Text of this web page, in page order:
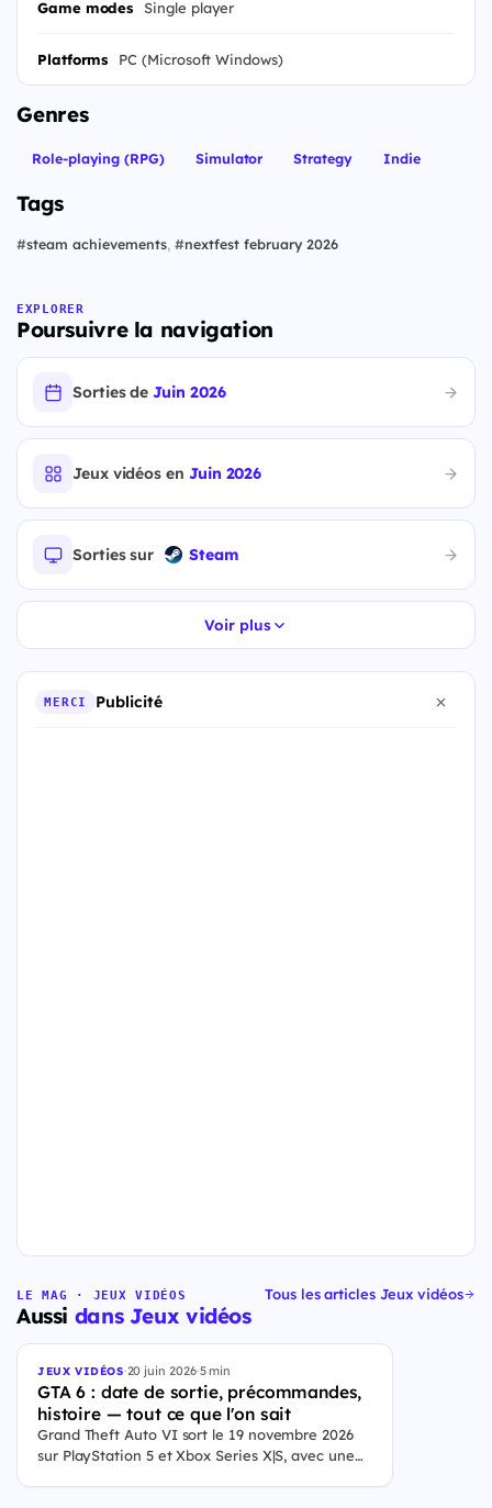
Game modes Single player
Platforms PC (Microsoft Windows)
Genres
Role-playing (RPG) Simulator Strategy Indie
Tags
#steam achievements, #nextfest february 2026
EXPLORER
Poursuivre la navigation
Sorties deJuin 2026
Jeux vidéos en Juin 2026
Sorties sur Steam
Voir plus
MERCI Publicité
LE MAG · JEUX VIDÉOS
Aussi dans Jeux vidéos
Tous les articles Jeux vidéos
JEUX VIDÉOS·20 juin 2026·5 min
GTA 6 : date de sortie, précommandes,
histoire — tout ce que l'on sait
Grand Theft Auto VI sort le 19 novembre 2026
sur PlayStation 5 et Xbox Series X|S, avec une